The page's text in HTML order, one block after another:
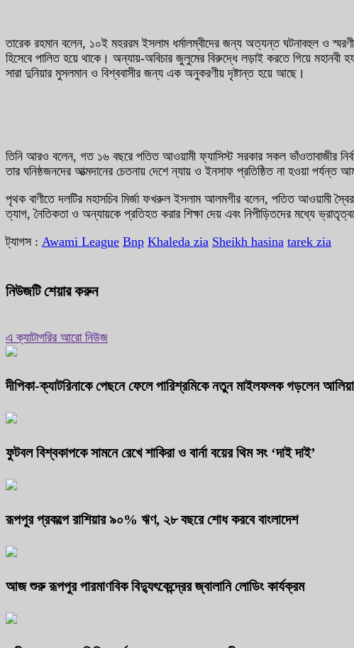
তারেক রহমান বলেন, ১০ই মহররম ইসলাম ধর্মালম্বীদের জন্য অত্যন্ত ঘটনাবহুল ও
হিসেবে পালিত হয়ে থাকে। অন্যায়-অবিচার জুলুমের বিরুদ্ধে লড়াই করতে গিয়ে
সারা দুনিয়ার মুসলমান ও বিশ্ববাসীর জন্য এক অনুকরণীয় দৃষ্টান্ত হয়ে আছে।
তিনি আরও বলেন, গত ১৬ বছরে পতিত আওয়ামী ফ্যাসিস্ট সরকার সকল ভাঁওতাবাজীর
তার ঘনিষ্ঠজনদের আত্মদানের চেতনায় দেশে ন্যায় ও ইনসাফ প্রতিষ্ঠিত না হওয়া পর্যন্ত
পৃথক বাণীতে দলটির মহাসচিব মির্জা ফখরুল ইসলাম আলমগীর বলেন, পতিত আওয়ামী
ত্যাগ, নৈতিকতা ও অন্যায়কে প্রতিহত করার শিক্ষা দেয় এবং নিপীড়িতদের মধ্যে
ট্যাগস : Awami League Bnp Khaleda zia Sheikh hasina tarek zia
নিউজটি শেয়ার করুন
এ ক্যাটাগরির আরো নিউজ
দীপিকা-ক্যাটরিনাকে পেছনে ফেলে পারিশ্রমিকে নতুন মাইলফলক গড়লেন
ফুটবল বিশ্বকাপকে সামনে রেখে শাকিরা ও বার্না বয়ের থিম সং ‘দাই দাই’
রূপপুর প্রকল্পে রাশিয়ার ৯০% ঋণ, ২৮ বছরে শোধ করবে বাংলাদেশ
আজ শুরু রূপপুর পারমাণবিক বিদ্যুৎকেন্দ্রের জ্বালানি লোডিং কার্যক্রম